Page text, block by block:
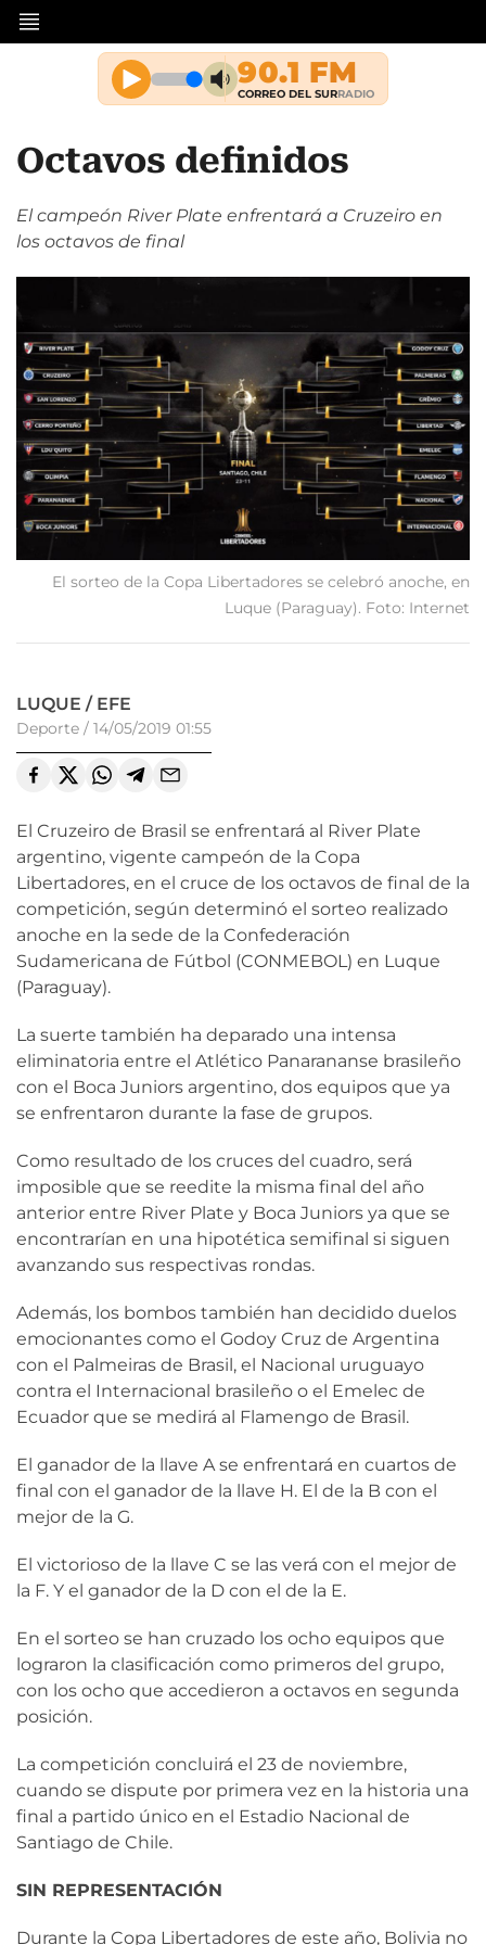
Octavos definidos
El campeón River Plate enfrentará a Cruzeiro en
los octavos de final
El sorteo de la Copa Libertadores se celebró anoche, en
Luque (Paraguay). Foto: Internet
LUQUE / EFE
Deporte / 14/05/2019 01:55
El Cruzeiro de Brasil se enfrentará al River Plate
argentino, vigente campeón de la Copa
Libertadores, en el cruce de los octavos de final de la
competición, según determinó el sorteo realizado
anoche en la sede de la Confederación
Sudamericana de Fútbol (CONMEBOL) en Luque
(Paraguay).
La suerte también ha deparado una intensa
eliminatoria entre el Atlético Panarananse brasileño
con el Boca Juniors argentino, dos equipos que ya
se enfrentaron durante la fase de grupos.
Como resultado de los cruces del cuadro, será
imposible que se reedite la misma final del año
anterior entre River Plate y Boca Juniors ya que se
encontrarían en una hipotética semifinal si siguen
avanzando sus respectivas rondas.
Además, los bombos también han decidido duelos
emocionantes como el Godoy Cruz de Argentina
con el Palmeiras de Brasil, el Nacional uruguayo
contra el Internacional brasileño o el Emelec de
Ecuador que se medirá al Flamengo de Brasil.
El ganador de la llave A se enfrentará en cuartos de
final con el ganador de la llave H. El de la B con el
mejor de la G.
El victorioso de la llave C se las verá con el mejor de
la F. Y el ganador de la D con el de la E.
En el sorteo se han cruzado los ocho equipos que
lograron la clasificación como primeros del grupo,
con los ocho que accedieron a octavos en segunda
posición.
La competición concluirá el 23 de noviembre,
cuando se dispute por primera vez en la historia una
final a partido único en el Estadio Nacional de
Santiago de Chile.
SIN REPRESENTACIÓN
Durante la Copa Libertadores de este año, Bolivia no